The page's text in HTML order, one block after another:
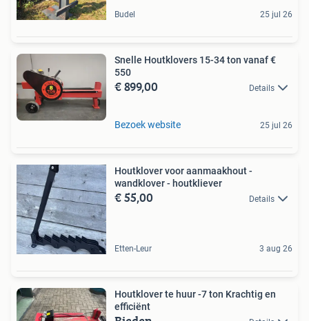
Budel 25 jul 26
Snelle Houtklovers 15-34 ton vanaf €
550
€ 899,00 Details
Bezoek website 25 jul 26
Houtklover voor aanmaakhout -
wandklover - houtkliever
€ 55,00 Details
Etten-Leur 3 aug 26
Houtklover te huur -7 ton Krachtig en
efficiënt